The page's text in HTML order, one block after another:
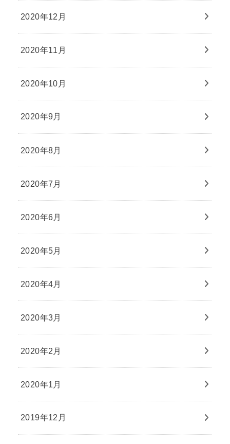
2020年12月
2020年11月
2020年10月
2020年9月
2020年8月
2020年7月
2020年6月
2020年5月
2020年4月
2020年3月
2020年2月
2020年1月
2019年12月